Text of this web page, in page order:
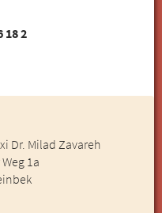
18 2
Dr. Milad Zavareh
1a